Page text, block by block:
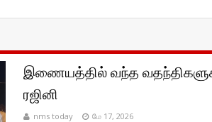
இணையத்தில் வந்த
ரஜினி
nms today மே 17, 2026